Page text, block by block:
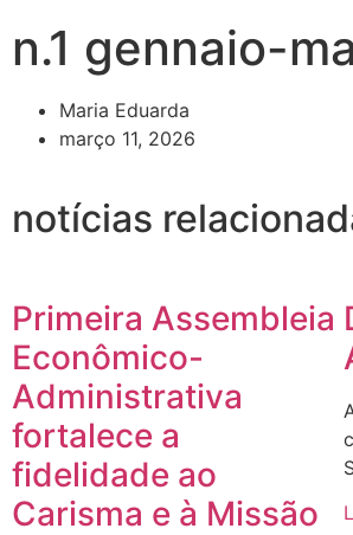
n.1 gennaio-
Maria Eduarda
março 11, 2026
notícias
Primeira Assembleia
Econômico-
Administrativa
fortalece a
fidelidade ao
Carisma e à Missão